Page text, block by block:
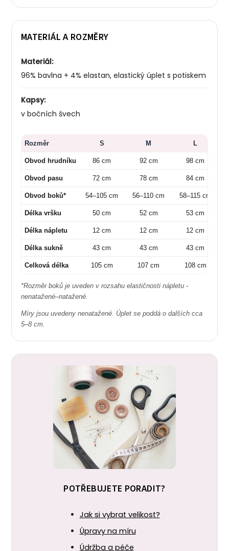
MATERIÁL A ROZMĚRY
Materiál:
96% bavlna + 4% elastan, elastický úplet s potiskem
Kapsy:
v bočních švech
Rozměr S M L
Obvod hrudníku 86 cm 92 cm 98 cm
Obvod pasu 72 cm 78 cm 84 cm
Obvod boků* 54–105 cm 56–110 cm 58–115 cm
Délka vršku 50 cm 52 cm 53 cm
Délka nápletu 12 cm 12 cm 12 cm
Délka sukně 43 cm 43 cm 43 cm
Celková délka 105 cm 107 cm 108 cm
*Rozměr boků je uveden v rozsahu elastičnosti nápletu -
nenatažené–natažené.
Míry jsou uvedeny nenatažené. Úplet se poddá o dalších cca
5–8 cm.
POTŘEBUJETE PORADIT?
Jak si vybrat velikost?
Úpravy na míru
Údržba a péče